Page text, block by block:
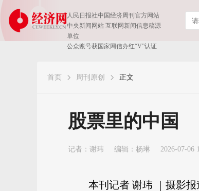
人民日报社中国经济周刊官方网站
中央新闻网站 互联网新闻信息稿源
单位
公众账号获国家网信办红“V”认证
首页 周刊原创 正文
股票里的中国
记者： 谢玮 编辑：杨琳 2026-07-06
本刊记者 谢玮 ｜摄影报